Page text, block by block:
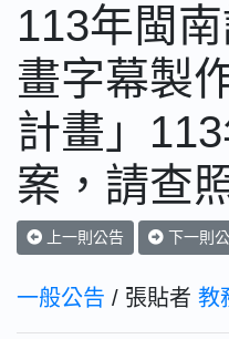
113年閩
畫字幕製
計畫」
案，請查
上一則公告 下一則
一般公告 / 張貼者 教